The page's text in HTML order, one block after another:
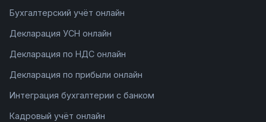
Бухгалтерский учёт онлайн
Декларация УСН онлайн
Декларация по НДС онлайн
Декларация по прибыли онлайн
Интеграция бухгалтерии с банком
Кадровый учёт онлайн